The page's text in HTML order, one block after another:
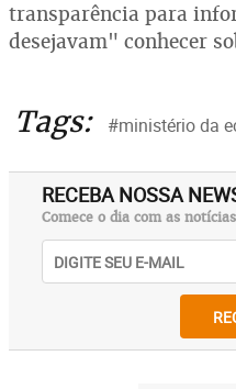
transparência para
desejavam" conhecer
Tags: #ministério da
RECEBA NOSSA
Comece o dia com as